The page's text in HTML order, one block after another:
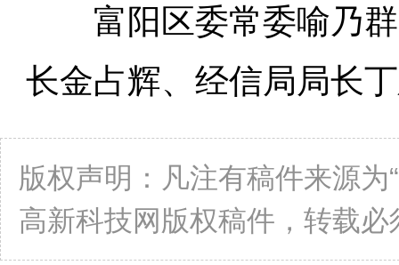
富阳区委常委喻乃群
长金占辉、经信局局长
版权声明：凡注有稿件来源
高新科技网版权稿件，转载必